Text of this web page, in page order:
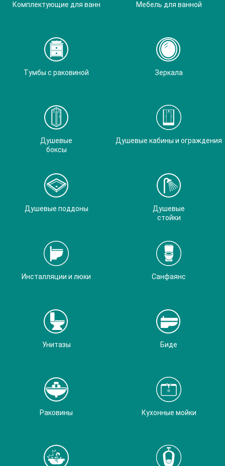
Комплектующие для ванн Мебель для ванной
Тумбы с раковиной Зеркала
Душевые
боксы
Душевые кабины и ограждения
Душевые поддоны
Душевые
стойки
Инсталляции и люки Санфаянс
Унитазы Биде
Раковины Кухонные мойки